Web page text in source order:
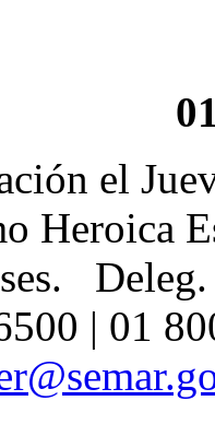
el
Heroica
| 01